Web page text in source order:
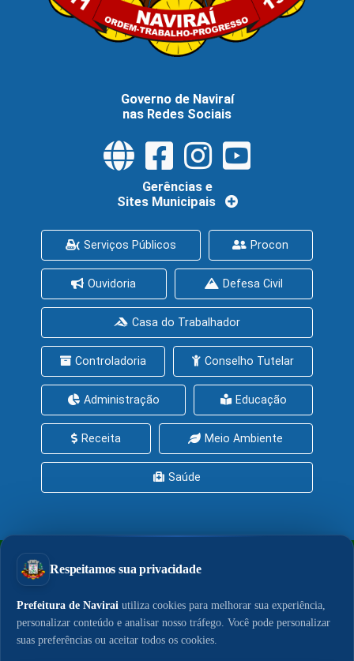
Governo de Naviraí
nas Redes Sociais
Gerências e
Sites Municipais
Serviços Públicos Procon
Ouvidoria Defesa Civil
Casa do Trabalhador
Controladoria Conselho Tutelar
Administração Educação
Receita Meio Ambiente
Saúde
PrefeituraZAP Central de Serviços
LGPD Acesso à Informação